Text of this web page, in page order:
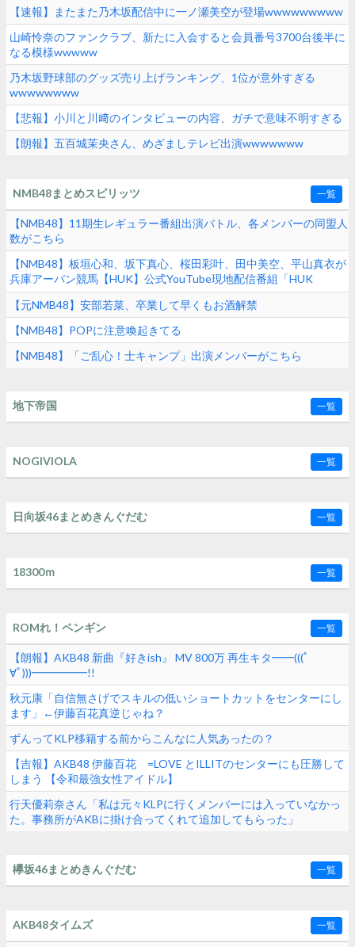
【速報】またまた乃木坂配信中に一ノ瀬美空が登場wwwwwwwww
山崎怜奈のファンクラブ、新たに入会すると会員番号3700台後半に
なる模様wwwww
乃木坂野球部のグッズ売り上げランキング、1位が意外すぎる
wwwwwwww
【悲報】小川と川﨑のインタビューの内容、ガチで意味不明すぎる
【朗報】五百城茉央さん、めざましテレビ出演wwwwwww
NMB48まとめスピリッツ 一覧
【NMB48】11期生レギュラー番組出演バトル、各メンバーの同盟人
数がこちら
【NMB48】板垣心和、坂下真心、桜田彩叶、田中美空、平山真衣が
兵庫アーバン競馬【HUK】公式YouTube現地配信番組「HUK
Campus Live」に出演
【元NMB48】安部若菜、卒業して早くもお酒解禁
【NMB48】POPに注意喚起きてる
【NMB48】「ご乱心！士キャンプ」出演メンバーがこちら
地下帝国 一覧
NOGIVIOLA 一覧
日向坂46まとめきんぐだむ 一覧
18300ｍ 一覧
ROMれ！ペンギン 一覧
【朗報】AKB48 新曲『好きish』 MV 800万 再生キタ━━(((ﾟ
∀ﾟ)))━━━━━!!
秋元康「自信無さげでスキルの低いショートカットをセンターにし
ます」←伊藤百花真逆じゃね？
ずんってKLP移籍する前からこんなに人気あったの？
【吉報】AKB48 伊藤百花 =LOVE とILLITのセンターにも圧勝して
しまう 【令和最強女性アイドル】
行天優莉奈さん「私は元々KLPに行くメンバーには入っていなかっ
た。事務所がAKBに掛け合ってくれて追加してもらった」
欅坂46まとめきんぐだむ 一覧
AKB48タイムズ 一覧